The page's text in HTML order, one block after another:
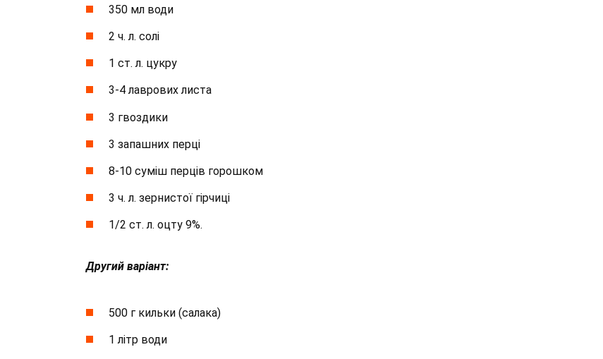
350 мл води
2 ч. л. солі
1 ст. л. цукру
3-4 лаврових листа
3 гвоздики
3 запашних перці
8-10 суміш перців горошком
3 ч. л. зернистої гірчиці
1/2 ст. л. оцту 9%.
Другий варіант:
500 г кильки (салака)
1 літр води